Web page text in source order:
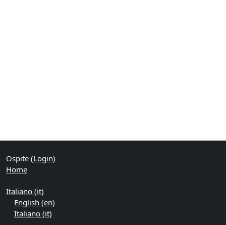
Ospite (Login)
Home
Italiano ‎(it)‎
English ‎(en)‎
Italiano ‎(it)‎